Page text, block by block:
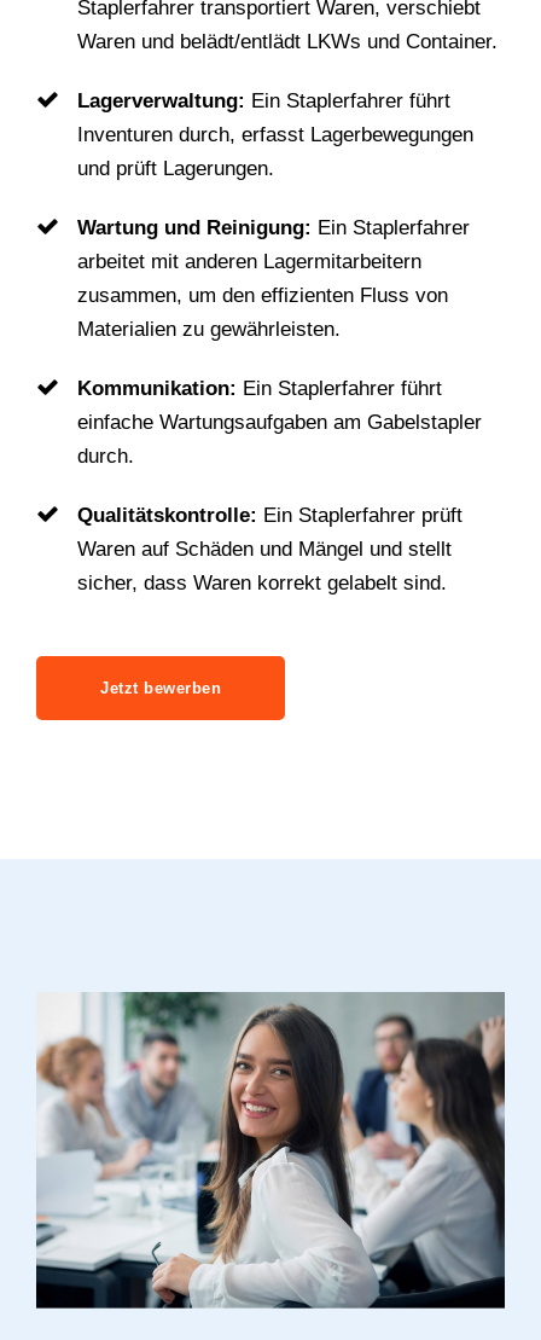
Staplerfahrer transportiert Waren, verschiebt
Waren und belädt/entlädt LKWs und Container.
Lagerverwaltung: Ein Staplerfahrer führt
Inventuren durch, erfasst Lagerbewegungen
und prüft Lagerungen.
Wartung und Reinigung: Ein Staplerfahrer
arbeitet mit anderen Lagermitarbeitern
zusammen, um den effizienten Fluss von
Materialien zu gewährleisten.
Kommunikation: Ein Staplerfahrer führt
einfache Wartungsaufgaben am Gabelstapler
durch.
Qualitätskontrolle: Ein Staplerfahrer prüft
Waren auf Schäden und Mängel und stellt
sicher, dass Waren korrekt gelabelt sind.
Jetzt bewerben